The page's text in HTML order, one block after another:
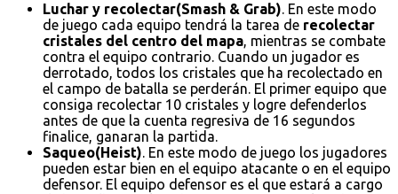
Luchar y recolectar(Smash & Grab). En este modo
de juego cada equipo tendrá la tarea de recolectar
cristales del centro del mapa, mientras se combate
contra el equipo contrario. Cuando un jugador es
derrotado, todos los cristales que ha recolectado en
el campo de batalla se perderán. El primer equipo que
consiga recolectar 10 cristales y logre defenderlos
antes de que la cuenta regresiva de 16 segundos
finalice, ganaran la partida.
Saqueo(Heist). En este modo de juego los jugadores
pueden estar bien en el equipo atacante o en el equipo
defensor. El equipo defensor es el que estará a cargo